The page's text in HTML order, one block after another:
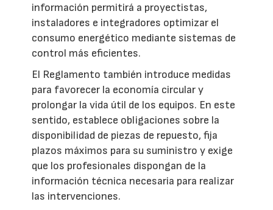
información permitirá a proyectistas,
instaladores e integradores optimizar el
consumo energético mediante sistemas de
control más eficientes.
El Reglamento también introduce medidas
para favorecer la economía circular y
prolongar la vida útil de los equipos. En este
sentido, establece obligaciones sobre la
disponibilidad de piezas de repuesto, fija
plazos máximos para su suministro y exige
que los profesionales dispongan de la
información técnica necesaria para realizar
las intervenciones.